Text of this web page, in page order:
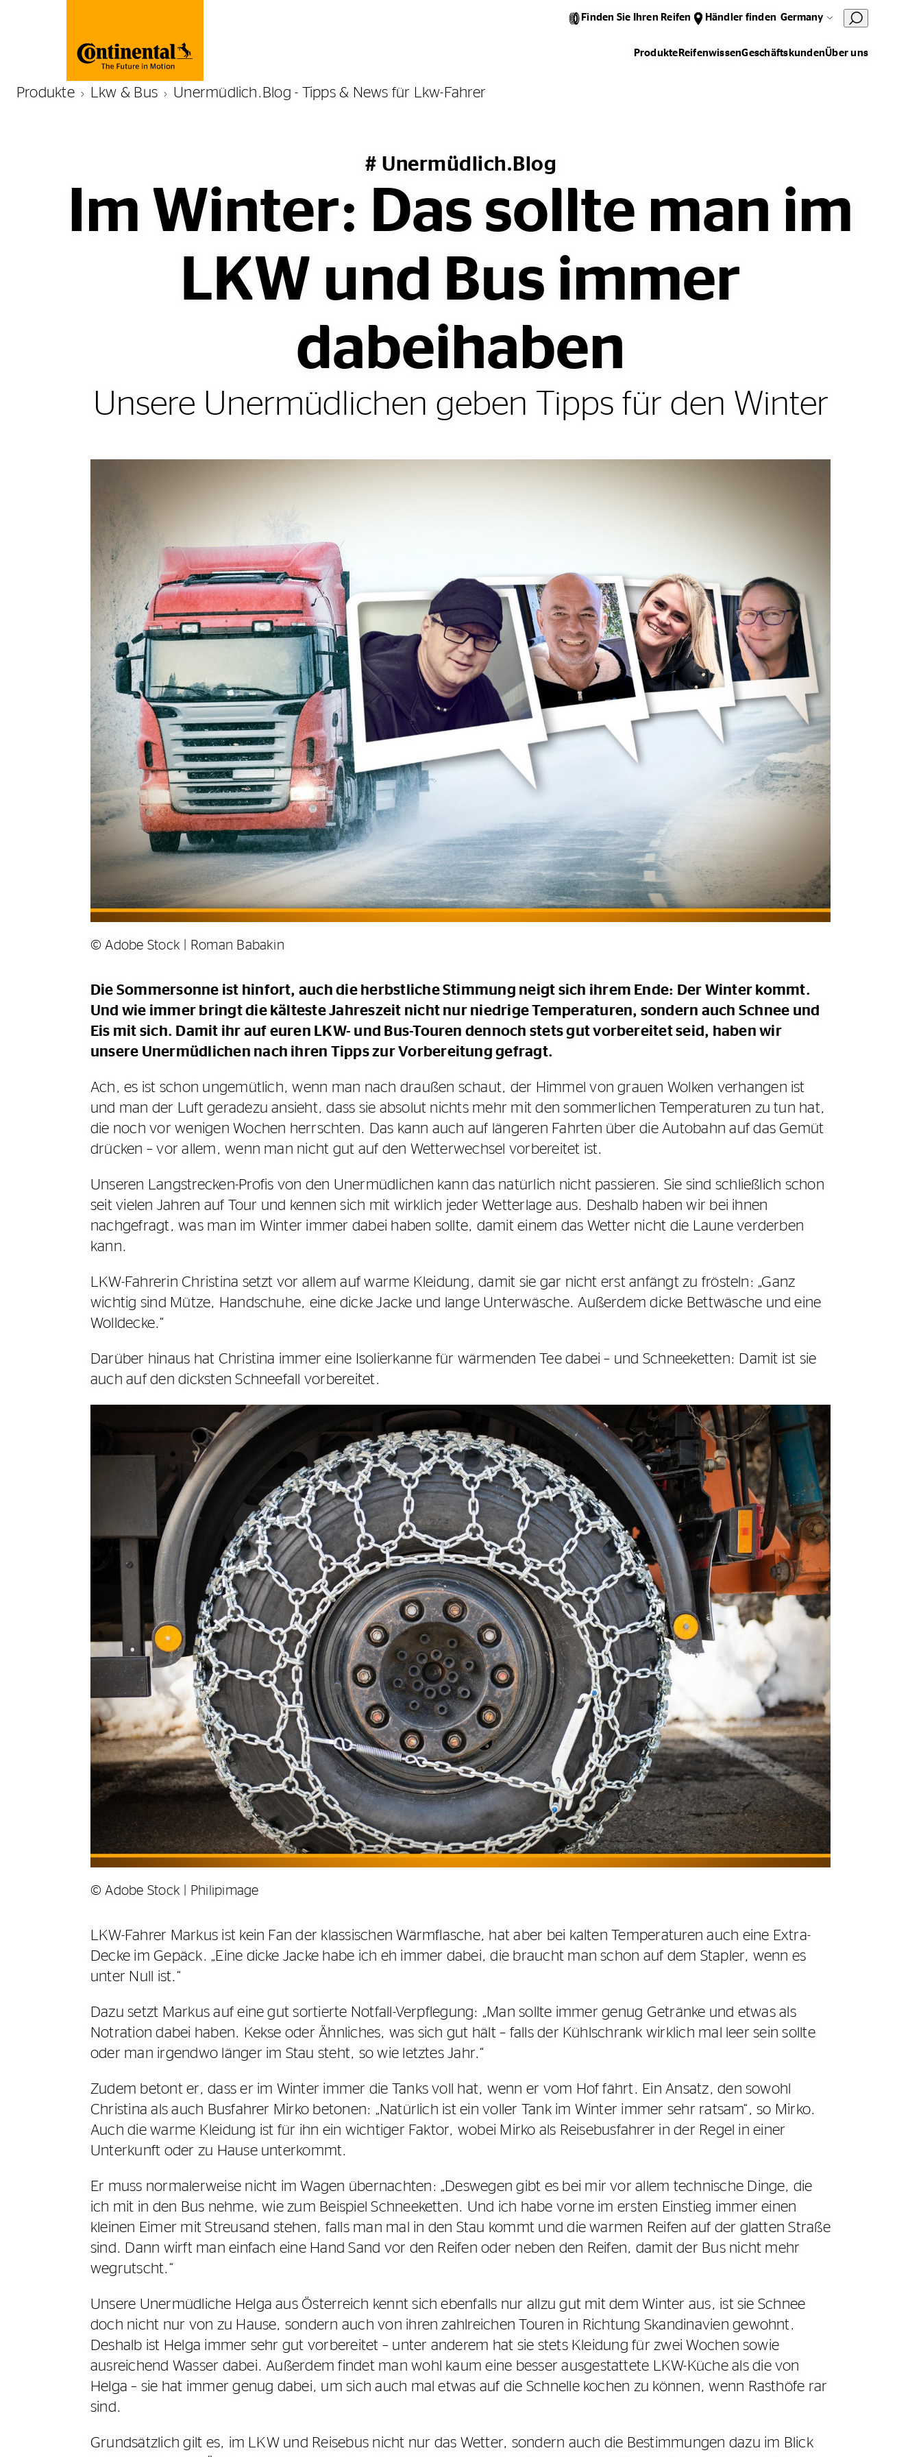
Finden Sie Ihren Reifen Händler finden Germany
Produkte ReifenwissenGeschäftskundenÜber uns
Produkte Lkw & Bus Unermüdlich.Blog - Tipps & News für Lkw-Fahrer
# Unermüdlich.Blog
Im Winter: Das sollte man im
LKW und Bus immer
dabeihaben
Unsere Unermüdlichen geben Tipps für den Winter
© Adobe Stock | Roman Babakin
Die Sommersonne ist hinfort, auch die herbstliche Stimmung neigt sich ihrem Ende: Der Winter kommt.
Und wie immer bringt die kälteste Jahreszeit nicht nur niedrige Temperaturen, sondern auch Schnee und
Eis mit sich. Damit ihr auf euren LKW- und Bus-Touren dennoch stets gut vorbereitet seid, haben wir
unsere Unermüdlichen nach ihren Tipps zur Vorbereitung gefragt.
Ach, es ist schon ungemütlich, wenn man nach draußen schaut, der Himmel von grauen Wolken verhangen ist
und man der Luft geradezu ansieht, dass sie absolut nichts mehr mit den sommerlichen Temperaturen zu tun hat,
die noch vor wenigen Wochen herrschten. Das kann auch auf längeren Fahrten über die Autobahn auf das Gemüt
drücken – vor allem, wenn man nicht gut auf den Wetterwechsel vorbereitet ist.
Unseren Langstrecken-Profis von den Unermüdlichen kann das natürlich nicht passieren. Sie sind schließlich schon
seit vielen Jahren auf Tour und kennen sich mit wirklich jeder Wetterlage aus. Deshalb haben wir bei ihnen
nachgefragt, was man im Winter immer dabei haben sollte, damit einem das Wetter nicht die Laune verderben
kann.
LKW-Fahrerin Christina setzt vor allem auf warme Kleidung, damit sie gar nicht erst anfängt zu frösteln: „Ganz
wichtig sind Mütze, Handschuhe, eine dicke Jacke und lange Unterwäsche. Außerdem dicke Bettwäsche und eine
Wolldecke.“
Darüber hinaus hat Christina immer eine Isolierkanne für wärmenden Tee dabei – und Schneeketten: Damit ist sie
auch auf den dicksten Schneefall vorbereitet.
© Adobe Stock | Philipimage
LKW-Fahrer Markus ist kein Fan der klassischen Wärmflasche, hat aber bei kalten Temperaturen auch eine Extra-
Decke im Gepäck. „Eine dicke Jacke habe ich eh immer dabei, die braucht man schon auf dem Stapler, wenn es
unter Null ist.“
Dazu setzt Markus auf eine gut sortierte Notfall-Verpflegung: „Man sollte immer genug Getränke und etwas als
Notration dabei haben. Kekse oder Ähnliches, was sich gut hält – falls der Kühlschrank wirklich mal leer sein sollte
oder man irgendwo länger im Stau steht, so wie letztes Jahr.“
Zudem betont er, dass er im Winter immer die Tanks voll hat, wenn er vom Hof fährt. Ein Ansatz, den sowohl
Christina als auch Busfahrer Mirko betonen: „Natürlich ist ein voller Tank im Winter immer sehr ratsam“, so Mirko.
Auch die warme Kleidung ist für ihn ein wichtiger Faktor, wobei Mirko als Reisebusfahrer in der Regel in einer
Unterkunft oder zu Hause unterkommt.
Er muss normalerweise nicht im Wagen übernachten: „Deswegen gibt es bei mir vor allem technische Dinge, die
ich mit in den Bus nehme, wie zum Beispiel Schneeketten. Und ich habe vorne im ersten Einstieg immer einen
kleinen Eimer mit Streusand stehen, falls man mal in den Stau kommt und die warmen Reifen auf der glatten Straße
sind. Dann wirft man einfach eine Hand Sand vor den Reifen oder neben den Reifen, damit der Bus nicht mehr
wegrutscht.“
Unsere Unermüdliche Helga aus Österreich kennt sich ebenfalls nur allzu gut mit dem Winter aus, ist sie Schnee
doch nicht nur von zu Hause, sondern auch von ihren zahlreichen Touren in Richtung Skandinavien gewohnt.
Deshalb ist Helga immer sehr gut vorbereitet – unter anderem hat sie stets Kleidung für zwei Wochen sowie
ausreichend Wasser dabei. Außerdem findet man wohl kaum eine besser ausgestattete LKW-Küche als die von
Helga – sie hat immer genug dabei, um sich auch mal etwas auf die Schnelle kochen zu können, wenn Rasthöfe rar
sind.
Grundsätzlich gilt es, im LKW und Reisebus nicht nur das Wetter, sondern auch die Bestimmungen dazu im Blick